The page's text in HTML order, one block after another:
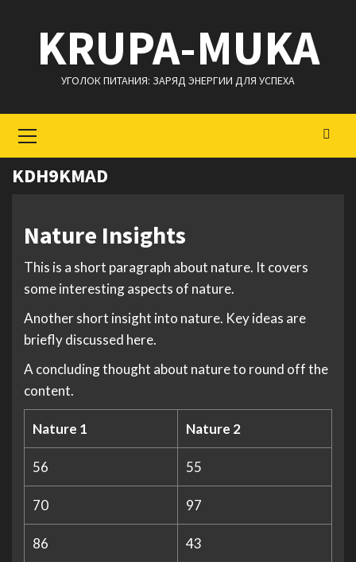
содержимому
KRUPA-MUKA
УГОЛОК ПИТАНИЯ: ЗАРЯД ЭНЕРГИИ ДЛЯ УСПЕХА
меню
KDH9KMAD
Nature Insights
This is a short paragraph about nature. It covers
some interesting aspects of nature.
Another short insight into nature. Key ideas are
briefly discussed here.
A concluding thought about nature to round off the
content.
Nature 1 Nature 2
56 55
70 97
86 43